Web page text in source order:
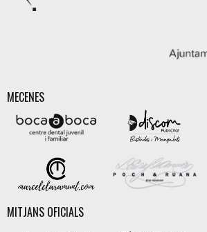
MECENES
MITJANS OFICIALS